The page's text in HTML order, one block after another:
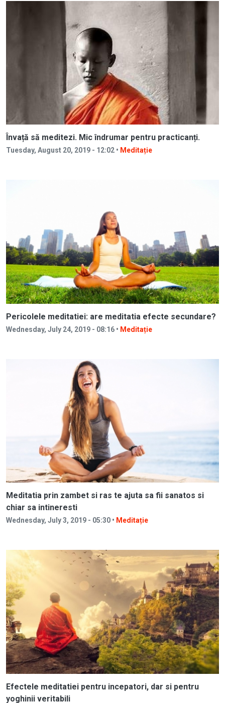
Învață să meditezi. Mic îndrumar pentru practicanți.
Tuesday, August 20, 2019 - 12:02 • Meditație
Pericolele meditatiei: are meditatia efecte secundare?
Wednesday, July 24, 2019 - 08:16 • Meditație
Meditatia prin zambet si ras te ajuta sa fii sanatos si
chiar sa intineresti
Wednesday, July 3, 2019 - 05:30 • Meditație
Efectele meditatiei pentru incepatori, dar si pentru
yoghinii veritabili